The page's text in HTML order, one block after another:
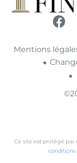
Mentions
Ce site est protégé par
conditions